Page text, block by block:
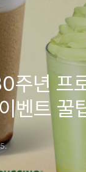
주년 프
벤트 꿀